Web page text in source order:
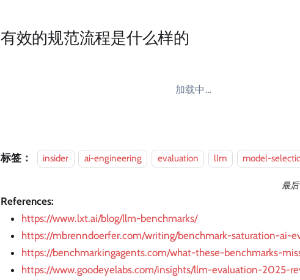
有效的规范流程是什么样的
加载中…
标签： insider ai-engineering evaluation llm model-
最后
References:
https://www.lxt.ai/blog/llm-benchmarks/
https://mbrenndoerfer.com/writing/benchmark-saturation-ai-
https://benchmarkingagents.com/what-these-benchmarks-
https://www.goodeyelabs.com/insights/llm-evaluation-2025-